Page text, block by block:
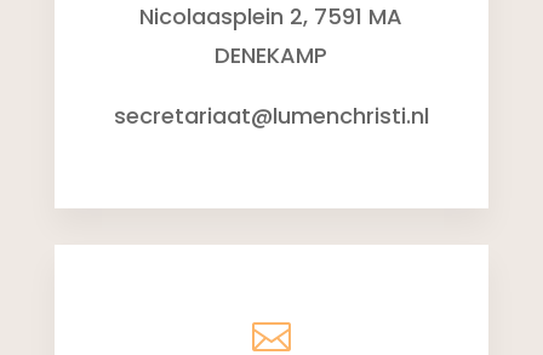
Nicolaasplein 2, 7591 MA
DENEKAMP
secretariaat@lumenchristi.nl
